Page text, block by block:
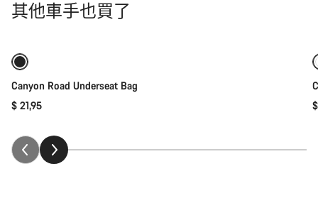
其他車手也買了
Canyon Road Underseat Bag
$ 21,95